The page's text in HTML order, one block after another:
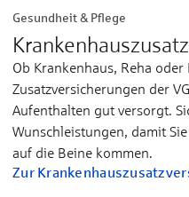
Gesundheit & Pflege
Ob Krankenhaus, Reha oder
Zusatzversicherungen der
Aufenthalten gut versorgt.
Wunschleistungen, damit
auf die Beine kommen.
Zur